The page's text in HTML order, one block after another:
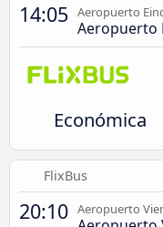
14:05 Aeropuerto
Aeropuerto
Económica
FlixBus
20:10 Aeropuerto